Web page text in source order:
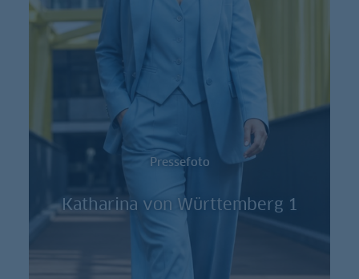
Pressefoto
Katharina von Württemberg 1